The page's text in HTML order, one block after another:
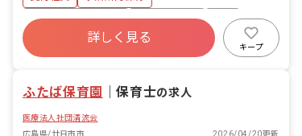
ボーナス・賞与あり
社会保険完備
有給
昇給昇進あり
産休育休制度
詳しく見る
キープ
ふたば保育園 ｜保育士の求人
医療法人社団清流会
広島県/廿日市市
2026/04/20更新